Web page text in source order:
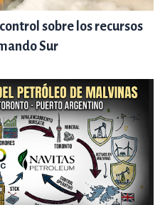
sobre los recursos
Sur